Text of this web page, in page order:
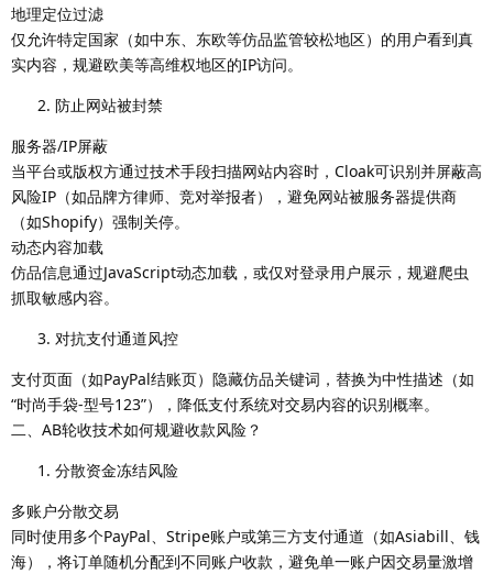
地理定位过滤
仅允许特定国家（如中东、东欧等仿品监管较松地区）的用户看到真
实内容，规避欧美等高维权地区的IP访问。
防止网站被封禁
服务器/IP屏蔽
当平台或版权方通过技术手段扫描网站内容时，Cloak可识别并屏蔽高
风险IP（如品牌方律师、竞对举报者），避免网站被服务器提供商
（如Shopify）强制关停。
动态内容加载
仿品信息通过JavaScript动态加载，或仅对登录用户展示，规避爬虫
抓取敏感内容。
对抗支付通道风控
支付页面（如PayPal结账页）隐藏仿品关键词，替换为中性描述（如
“时尚手袋-型号123”），降低支付系统对交易内容的识别概率。
二、AB轮收技术如何规避收款风险？
分散资金冻结风险
多账户分散交易
同时使用多个PayPal、Stripe账户或第三方支付通道（如Asiabill、钱
海），将订单随机分配到不同账户收款，避免单一账户因交易量激增